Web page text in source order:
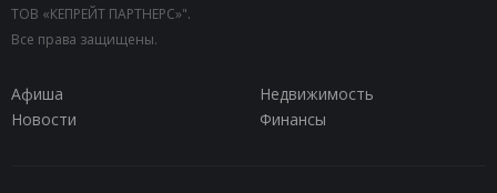
ТОВ «КЕПРЕЙТ ПАРТНЕРС»".
Все права защищены.
Афиша
Недвижимость
Новости
Финансы